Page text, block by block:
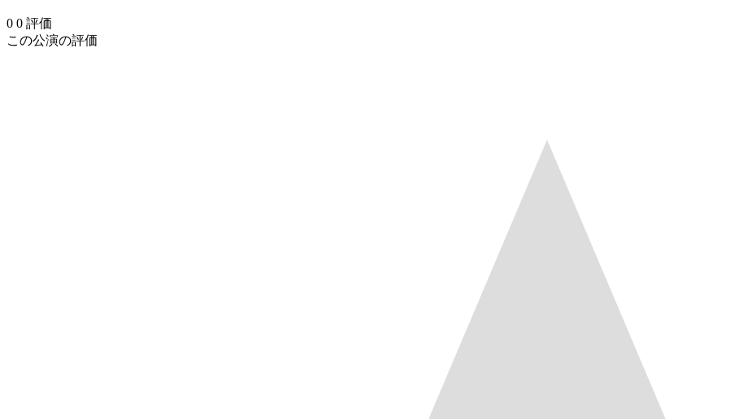
0 0 評価
この公演の評価